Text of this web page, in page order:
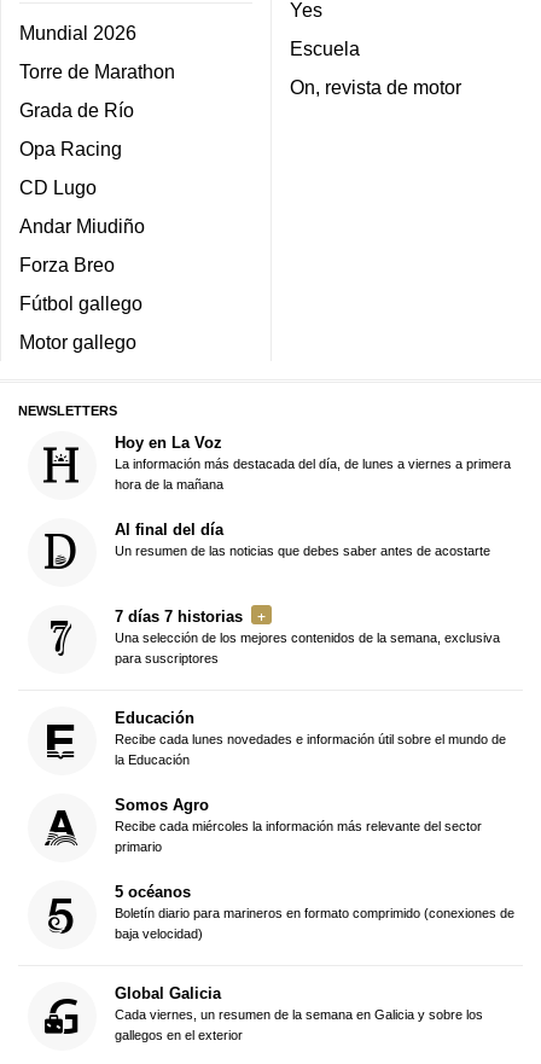
Mundial 2026
Torre de Marathon
Grada de Río
Opa Racing
CD Lugo
Andar Miudiño
Forza Breo
Fútbol gallego
Motor gallego
Yes
Escuela
On, revista de motor
NEWSLETTERS
Hoy en La Voz
La información más destacada del día, de lunes a viernes a primera
hora de la mañana
Al final del día
Un resumen de las noticias que debes saber antes de acostarte
7 días 7 historias
Una selección de los mejores contenidos de la semana, exclusiva
para suscriptores
Educación
Recibe cada lunes novedades e información útil sobre el mundo de
la Educación
Somos Agro
Recibe cada miércoles la información más relevante del sector
primario
5 océanos
Boletín diario para marineros en formato comprimido (conexiones de
baja velocidad)
Global Galicia
Cada viernes, un resumen de la semana en Galicia y sobre los
gallegos en el exterior